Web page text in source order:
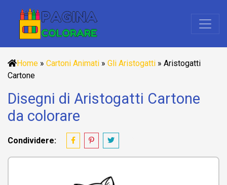
Home » Cartoni Animati » Gli Aristogatti » Aristogatti
Cartone
Disegni di Aristogatti Cartone
da colorare
Condividere: